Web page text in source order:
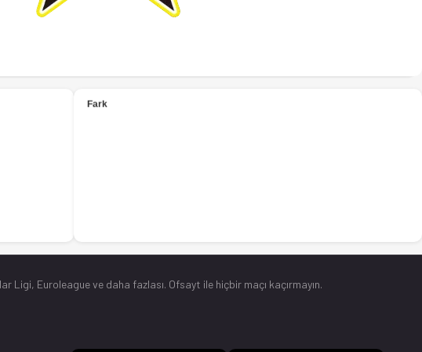
Euroleague ve daha fazlası. Ofsayt ile hiçbir maçı kaçırmayın.